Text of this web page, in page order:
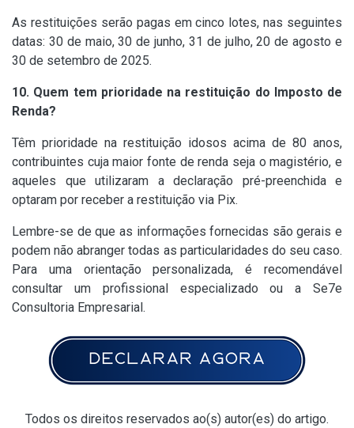
As restituições serão pagas em cinco lotes, nas seguintes
datas: 30 de maio, 30 de junho, 31 de julho, 20 de agosto e
30 de setembro de 2025.
10. Quem tem prioridade na restituição do Imposto de
Renda?
Têm prioridade na restituição idosos acima de 80 anos,
contribuintes cuja maior fonte de renda seja o magistério, e
aqueles que utilizaram a declaração pré-preenchida e
optaram por receber a restituição via Pix.
Lembre-se de que as informações fornecidas são gerais e
podem não abranger todas as particularidades do seu caso.
Para uma orientação personalizada, é recomendável
consultar um profissional especializado ou a Se7e
Consultoria Empresarial.​
Todos os direitos reservados ao(s) autor(es) do artigo.